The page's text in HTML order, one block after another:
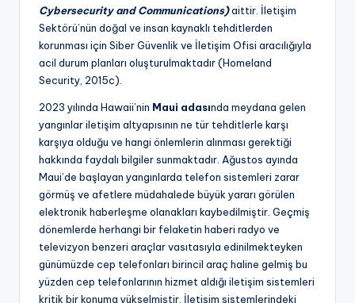
Cybersecurity and Communications)aittir. İletişim
Sektörü’nün doğal ve insan kaynaklı tehditlerden
korunması için Siber Güvenlik ve İletişim Ofisi aracılığıyla
acil durum planları oluşturulmaktadır (Homeland
Security, 2015c).
2023 yılında Hawaii’nin Maui adasında meydana gelen
yangınlar iletişim altyapısının ne tür tehditlerle karşı
karşıya olduğu ve hangi önlemlerin alınması gerektiği
hakkında faydalı bilgiler sunmaktadır. Ağustos ayında
Maui’de başlayan yangınlarda telefon sistemleri zarar
görmüş ve afetlere müdahalede büyük yararı görülen
elektronik haberleşme olanakları kaybedilmiştir. Geçmiş
dönemlerde herhangi bir felaketin haberi radyo ve
televizyon benzeri araçlar vasıtasıyla edinilmekteyken
günümüzde cep telefonları birincil araç haline gelmiş bu
yüzden cep telefonlarının hizmet aldığı iletişim sistemleri
kritik bir konuma yükselmiştir. İletişim sistemlerindeki